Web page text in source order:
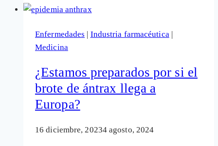
mira
otro
lado
otros
países
toman
por
Enfermedades | Industria farmacéutica |
Medicina
¿Estamos preparados por si el
brote de ántrax llega a
Europa?
16 diciembre, 20234 agosto, 2024